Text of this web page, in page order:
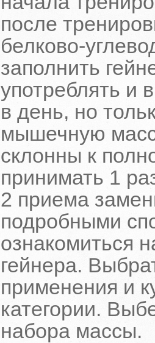
после
белково-
заполнить
употреблять и
в день, но
мышечную
склонны к
принимать 1
2 приема
подробными
ознакомиться
гейнера.
применения и
категории.
набора массы.